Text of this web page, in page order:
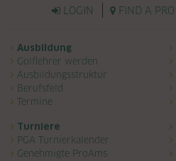
LOGIN
FIND A PRO
Navigation überspringen
Ausbildung
Golflehrer werden
Ausbildungsstruktur
Berufsfeld
Termine
Turniere
PGA Turnierkalender
Genehmigte ProAms